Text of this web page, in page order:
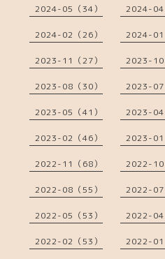
2024-05（34） 2024-04
2024-02（26） 2024-01
2023-11（27） 2023-10
2023-08（30） 2023-07
2023-05（41） 2023-04
2023-02（46） 2023-01
2022-11（68） 2022-10
2022-08（55） 2022-07
2022-05（53） 2022-04
2022-02（53） 2022-01